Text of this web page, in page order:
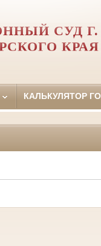
СУД
КРАЯ
КАЛЬКУЛЯТОР